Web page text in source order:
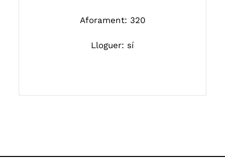
Aforament: 320
Lloguer: sí